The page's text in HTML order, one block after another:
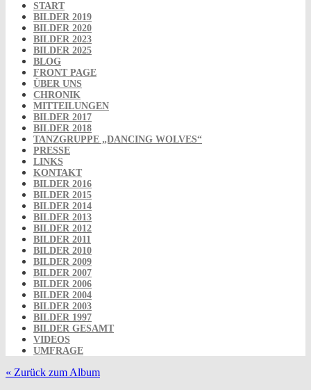
START
BILDER 2019
BILDER 2020
BILDER 2023
BILDER 2025
BLOG
FRONT PAGE
ÜBER UNS
CHRONIK
MITTEILUNGEN
BILDER 2017
BILDER 2018
TANZGRUPPE „DANCING WOLVES“
PRESSE
LINKS
KONTAKT
BILDER 2016
BILDER 2015
BILDER 2014
BILDER 2013
BILDER 2012
BILDER 2011
BILDER 2010
BILDER 2009
BILDER 2007
BILDER 2006
BILDER 2004
BILDER 2003
BILDER 1997
BILDER GESAMT
VIDEOS
UMFRAGE
« Zurück zum Album